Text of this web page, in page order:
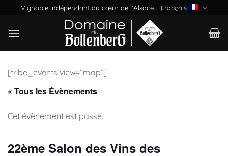
Passer
contenu
Vignoble indépendant au cœur de l'Alsace Français
[tribe_events view=”map”]
« Tous les Évènements
Cet évènement est passé.
22ème Salon des Vins des